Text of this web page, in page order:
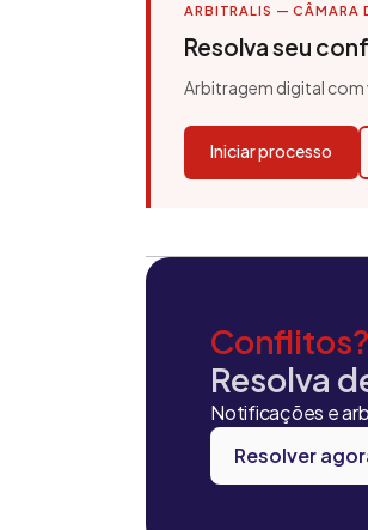
ARBITRALIS — CÂMARA
Resolva seu
Arbitragem digital com
Iniciar processo
Conflitos?
Resolva
Notificações e
Resolver